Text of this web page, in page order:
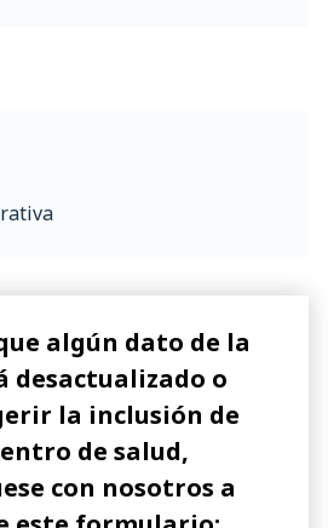
algún dato de la
desactualizado o
la inclusión de
de salud,
con nosotros a